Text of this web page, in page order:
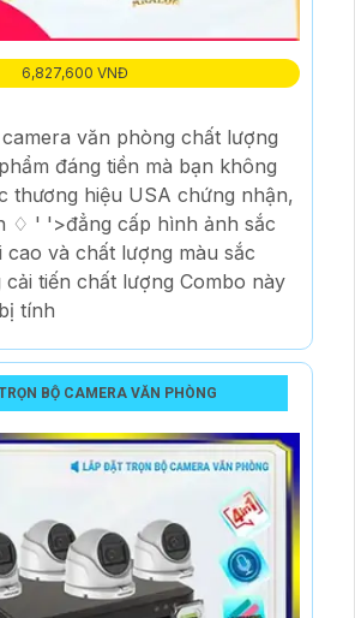
6,827,600 VNĐ
văn phòng chất lượng
đáng tiền mà bạn không
thương hiệu USA chứng nhận,
♢ ' '>đẳng cấp hình ảnh sắc
cao và chất lượng màu sắc
tiến chất lượng Combo này
tính
BỘ CAMERA VĂN PHÒNG